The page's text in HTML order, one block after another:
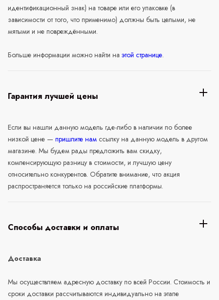
идентификационный знак) на товаре или его упаковке (в
зависимости от того, что применимо) должны быть целыми, не
мятыми и не повреждёнными.
Больше информации можно найти на этой странице.
Гарантия лучшей цены
Если вы нашли данную модель где-либо в наличии по более
низкой цене — пришлите нам ссылку на данную модель в другом
магазине. Мы будем рады предложить вам скидку,
компенсирующую разницу в стоимости, и лучшую цену
относительно конкурентов. Обратите внимание, что акция
распространяется только на российские платформы.
Способы доставки и оплаты
Доставка
Мы осуществляем адресную доставку по всей России. Стоимость и
сроки доставки рассчитываются индивидуально на этапе